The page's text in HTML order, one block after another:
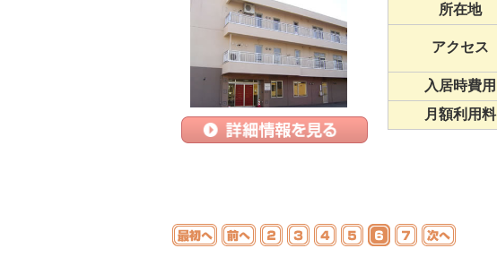
所在地
アクセス
入居時費用
月額利用料